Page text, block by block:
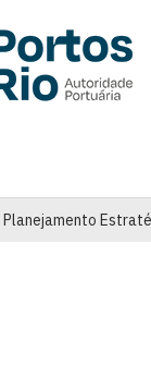
Planejamento